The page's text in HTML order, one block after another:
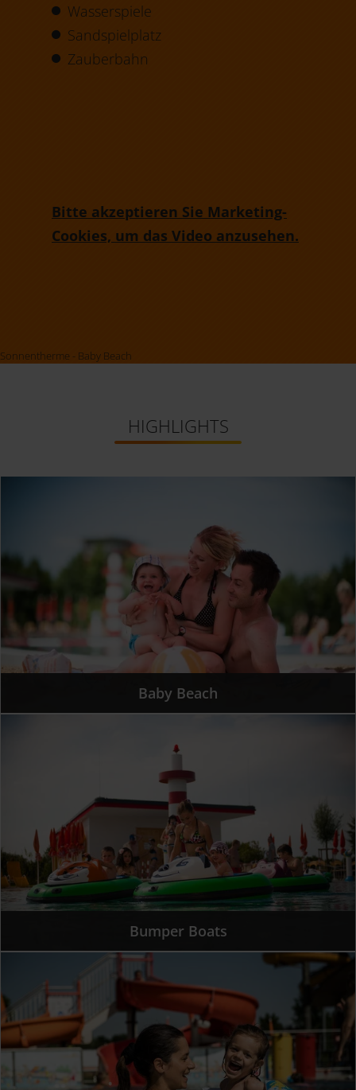
Wasserspiele
Sandspielplatz
Zauberbahn
Bitte akzeptieren Sie Marketing-
Cookies, um das Video anzusehen.
Sonnentherme - Baby Beach
HIGHLIGHTS
Baby Beach
Bumper Boats